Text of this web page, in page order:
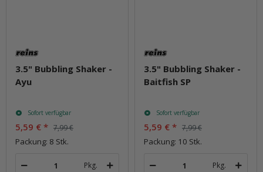
3.5" Bubbling Shaker -
Ayu
Sofort verfügbar
5,59 € * 7,99 €
Packung: 8 Stk.
Pkg.
3.5" Bubbling Shaker -
Baitfish SP
Sofort verfügbar
5,59 € * 7,99 €
Packung: 10 Stk.
Pkg.